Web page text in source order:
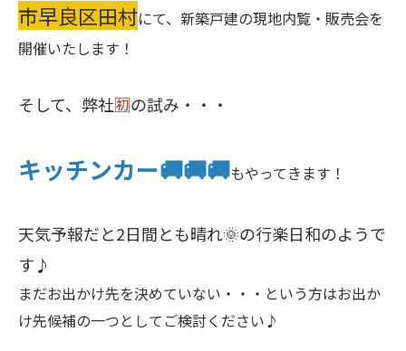
市早良区田村にて、新築戸建の現地内覧・販売会を
開催いたします！
そして、弊社🈠の試み・・・
キッチンカー🚚🚚🚚もやってきます！
天気予報だと2日間とも晴れ🌞の行楽日和のようで
す♪
まだお出かけ先を決めていない・・・という方はお出か
け先候補の一つとしてご検討ください♪